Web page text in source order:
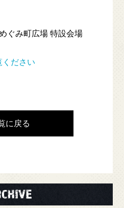
客様向け
ぐみ町広場 特設会場
ください
に戻る